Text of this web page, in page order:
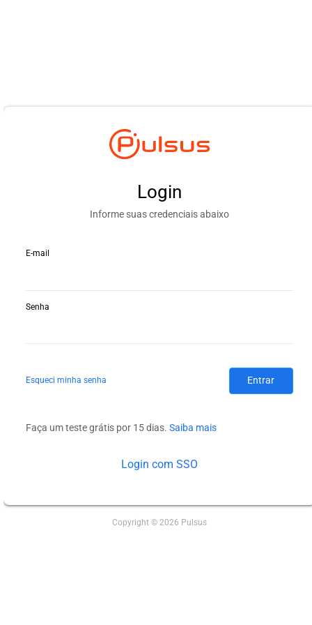
Login
Informe suas credenciais abaixo
E-mail
Senha
Entrar
Esqueci minha senha
Faça um teste grátis por 15 dias. Saiba mais
Login com SSO
Copyright © 2026 Pulsus